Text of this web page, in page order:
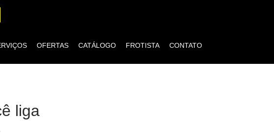
OFERTAS CATÁLOGO FROTISTA CONTATO
liga